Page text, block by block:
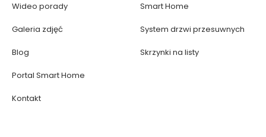
Wideo porady
Galeria zdjęć
Blog
Portal Smart Home
Kontakt
Smart Home
System drzwi przesuwnych
Skrzynki na listy